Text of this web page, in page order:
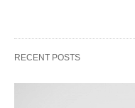
RECENT POSTS